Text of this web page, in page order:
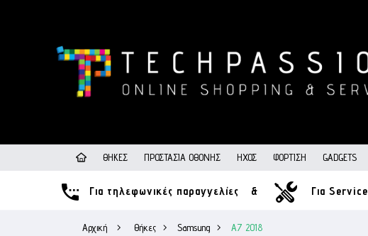
ΘΉΚΕΣ ΠΡΟΣΤΑΣΊΑ ΟΘΌΝΗΣ ΉΧΟΣ ΦΌΡΤΙΣΗ GADGETS
Για τηλεφωνικές παραγγελίες & Για Service
Αρχική > Θήκες > Samsung > A7 2018